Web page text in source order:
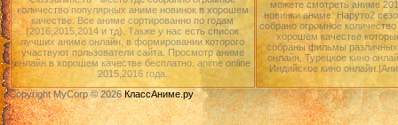
количество популярных аниме новинок в хорошем
качестве. Все аниме сортированно по годам
(2016,2015,2014 и тд). Также у нас есть список
лучших аниме онлайн, в формировании которого
участвуют пользователи сайта. Просмотр аниме
онлайн в хорошем качестве бесплатно. anime online
2015,2016 года.
можете смотреть аниме
новинки аниме: Наруто2
собрано огромное
хорошем качестве
собраны фильмы различных
онлайн, Турецкое кино
Индийское кино
Copyright MyCorp © 2026КлассАниме.ру